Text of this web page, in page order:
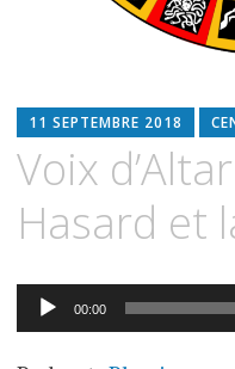
11 SEPTEMBRE 2018
Voix
Hasard et
Lecteur
audio
00:00